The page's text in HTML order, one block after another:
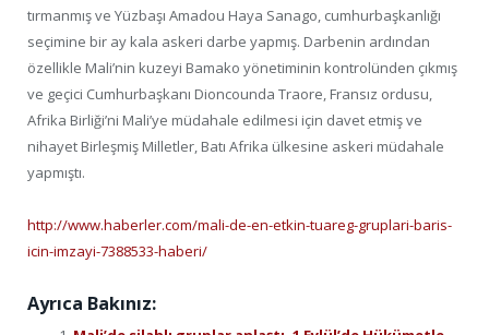
tırmanmış ve Yüzbaşı Amadou Haya Sanago, cumhurbaşkanlığı
seçimine bir ay kala askeri darbe yapmış. Darbenin ardından
özellikle Mali’nin kuzeyi Bamako yönetiminin kontrolünden çıkmış
ve geçici Cumhurbaşkanı Dioncounda Traore, Fransız ordusu,
Afrika Birliği’ni Mali’ye müdahale edilmesi için davet etmiş ve
nihayet Birleşmiş Milletler, Batı Afrika ülkesine askeri müdahale
yapmıştı.
http://www.haberler.com/mali-de-en-etkin-tuareg-gruplari-baris-
icin-imzayi-7388533-haberi/
Ayrıca Bakınız: